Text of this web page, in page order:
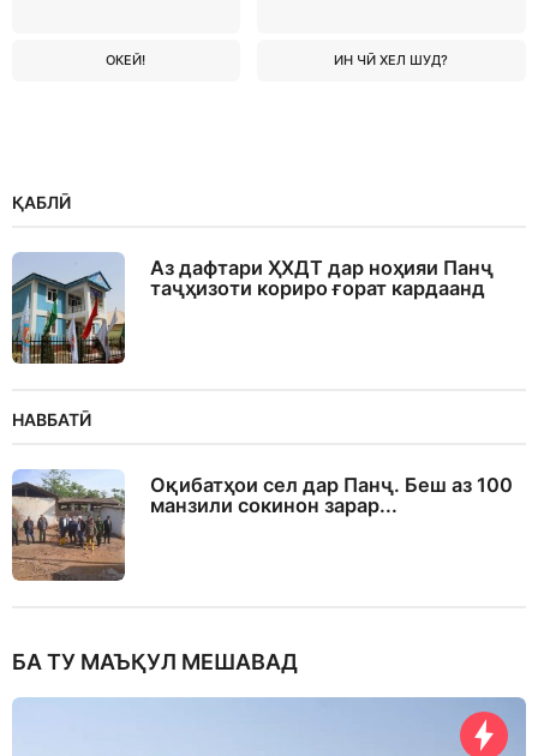
ОКЕЙ! ИН ЧӢ ХЕЛ ШУД?
ҚАБЛӢ
Аз дафтари ҲХДТ дар ноҳияи Панҷ
таҷҳизоти кориро ғорат кардаанд
НАВБАТӢ
Оқибатҳои сел дар Панҷ. Беш аз 100
манзили сокинон зарар...
БА ТУ МАЪҚУЛ МЕШАВАД